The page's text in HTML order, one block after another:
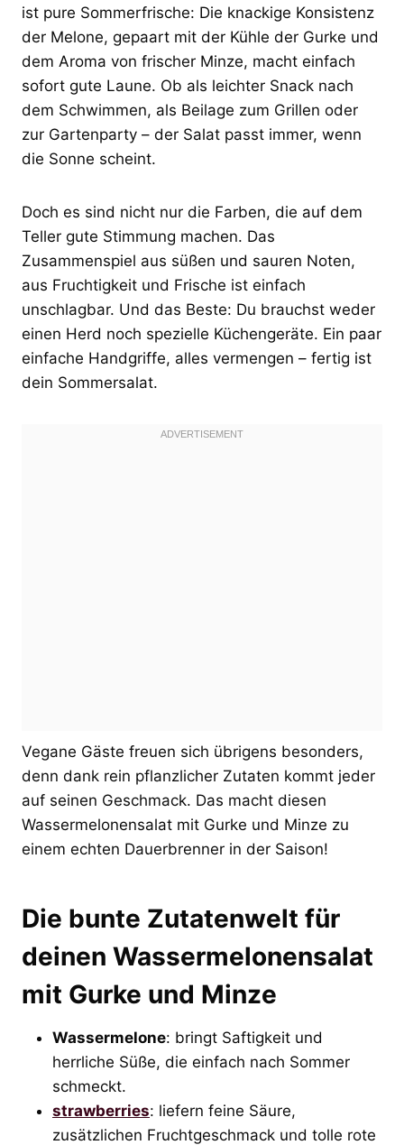
ist pure Sommerfrische: Die knackige Konsistenz
der Melone, gepaart mit der Kühle der Gurke und
dem Aroma von frischer Minze, macht einfach
sofort gute Laune. Ob als leichter Snack nach
dem Schwimmen, als Beilage zum Grillen oder
zur Gartenparty – der Salat passt immer, wenn
die Sonne scheint.
Doch es sind nicht nur die Farben, die auf dem
Teller gute Stimmung machen. Das
Zusammenspiel aus süßen und sauren Noten,
aus Fruchtigkeit und Frische ist einfach
unschlagbar. Und das Beste: Du brauchst weder
einen Herd noch spezielle Küchengeräte. Ein paar
einfache Handgriffe, alles vermengen – fertig ist
dein Sommersalat.
Vegane Gäste freuen sich übrigens besonders,
denn dank rein pflanzlicher Zutaten kommt jeder
auf seinen Geschmack. Das macht diesen
Wassermelonensalat mit Gurke und Minze zu
einem echten Dauerbrenner in der Saison!
Die bunte Zutatenwelt für
deinen Wassermelonensalat
mit Gurke und Minze
Wassermelone: bringt Saftigkeit und
herrliche Süße, die einfach nach Sommer
schmeckt.
strawberries: liefern feine Säure,
zusätzlichen Fruchtgeschmack und tolle rote